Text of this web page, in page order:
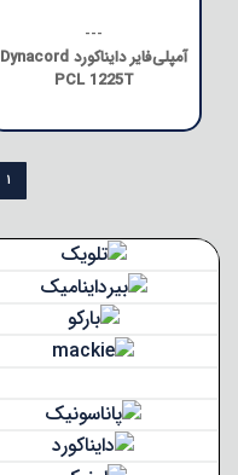
---
آمپلی‌فایر دایناکورد Dynacord
PCL 1225T
1